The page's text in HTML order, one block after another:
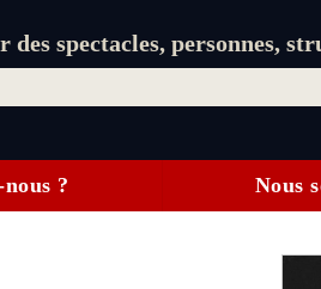
des spectacles, personnes,
? Nous